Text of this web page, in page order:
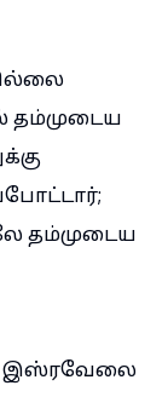
தம்முடைய
தம்முடைய
இஸ்ரவேலை